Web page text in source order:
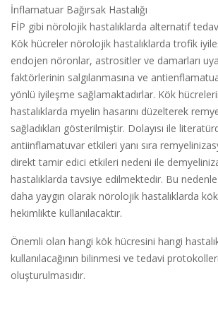
İnflamatuar Bağırsak Hastalığı
FİP gibi nörolojik hastalıklarda alternatif
Kök hücreler nörolojik hastalıklarda trofik
endojen nöronlar, astrositler ve damarları
faktörlerinin salgılanmasına ve
yönlü iyileşme sağlamaktadırlar. Kök
hastalıklarda myelin hasarını düzelterek
sağladıkları gösterilmiştir. Dolayısı ile
antiinflamatuvar etkileri yanı sıra
direkt tamir edici etkileri nedeni ile
hastalıklarda tavsiye edilmektedir. Bu
daha yaygın olarak nörolojik hastalıklarda
hekimlikte kullanılacaktır.
Önemli olan hangi kök hücresini hangi
kullanılacağının bilinmesi ve tedavi
oluşturulmasıdır.